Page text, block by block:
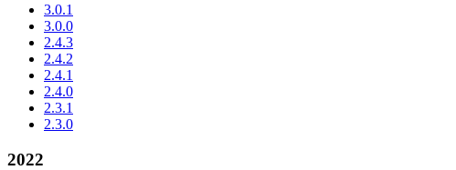
3.0.1
3.0.0
2.4.3
2.4.2
2.4.1
2.4.0
2.3.1
2.3.0
2022